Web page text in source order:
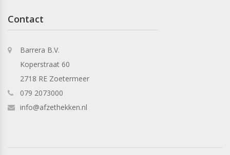
Contact
Barrera B.V.
Koperstraat 60
2718 RE Zoetermeer
079 2073000
info@afzethekken.nl